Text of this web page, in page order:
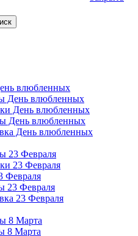
влюбленных
День влюбленных
День влюбленных
День влюбленных
День влюбленных
23 Февраля
23 Февраля
Февраля
23 Февраля
23 Февраля
8 Марта
8 Марта